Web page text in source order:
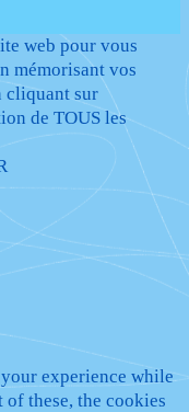
web pour vous
mémorisant vos
cliquant sur
de TOUS les
experience while
these, the cookies